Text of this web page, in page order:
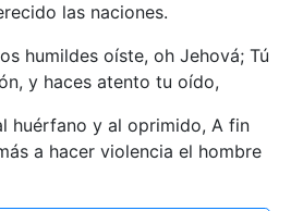
las naciones.
humildes oíste, oh Jehová; Tú
y haces atento tu oído,
huérfano y al oprimido, A fin
a hacer violencia el hombre